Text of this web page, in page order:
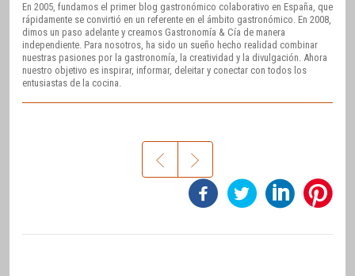
En 2005, fundamos el primer blog gastronómico colaborativo en España, que
rápidamente se convirtió en un referente en el ámbito gastronómico. En 2008,
dimos un paso adelante y creamos Gastronomía & Cía de manera
independiente. Para nosotros, ha sido un sueño hecho realidad combinar
nuestras pasiones por la gastronomía, la creatividad y la divulgación. Ahora
nuestro objetivo es inspirar, informar, deleitar y conectar con todos los
entusiastas de la cocina.